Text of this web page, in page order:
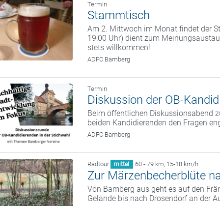
Termin
Stammtisch
Am 2. Mittwoch im Monat findet der
19:00 Uhr) dient zum
stets willkommen!
ADFC Bamberg
Termin
Diskussion der OB-
Beim öffentlichen Diskussionsabend
beiden Kandidierenden den Fragen
ADFC Bamberg
Radtour mittel 60 - 79 km, 15-18 km/h
Zur Märzenbecherblüte
Von Bamberg aus geht es auf den
Gelände bis nach Drosendorf an der